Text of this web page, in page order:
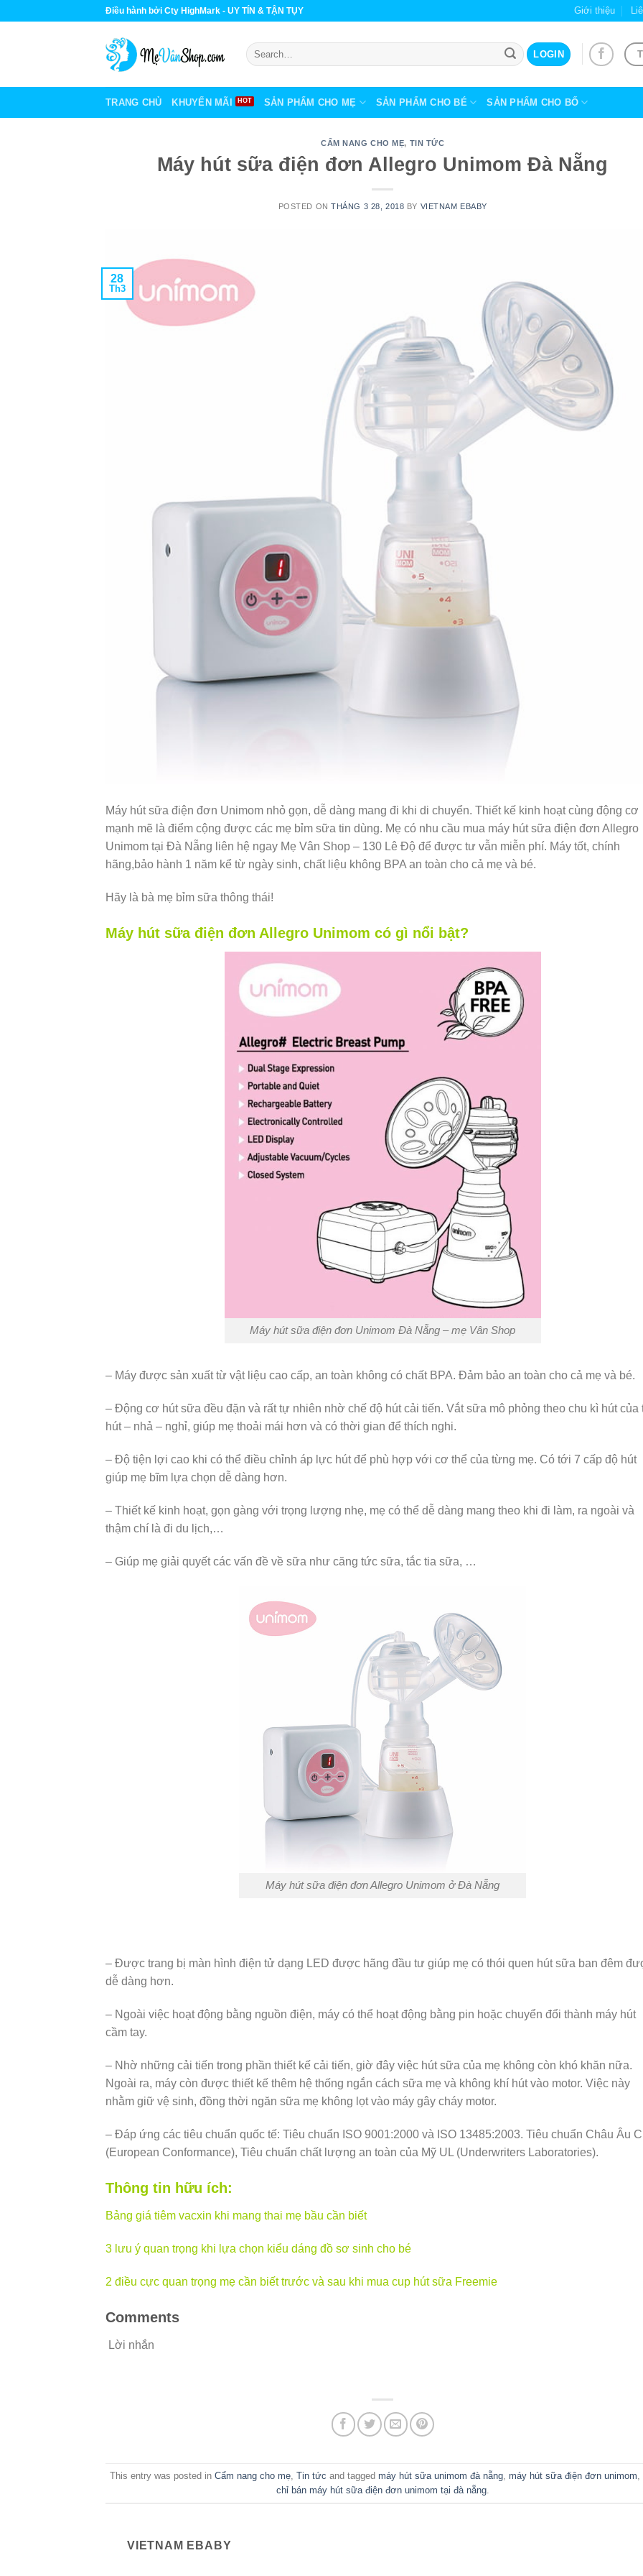
to
Điều hành bởi Cty HighMark - UY TÍN & TẬN TỤY Giới thiệu
Search
for:
LOGIN
TRANG CHỦ KHUYẾN MÃI SẢN PHẨM CHO MẸ SẢN PHẨM CHO BÉ SẢN PHẨM CHO BỐ
CẨM NANG CHO MẸ, TIN TỨC
Máy hút sữa điện đơn Allegro Unimom Đà Nẵng
POSTED ONTHÁNG 3 28, 2018 BY VIETNAM EBABY
28
Th3
Máy hút sữa điện đơn Unimom nhỏ gọn, dễ dàng mang đi khi di chuyển. Thiết kế kinh hoạt cùng động cơ
mạnh mẽ là điểm cộng được các mẹ bỉm sữa tin dùng. Mẹ có nhu cầu mua máy hút sữa điện đơn Allegro
Unimom tại Đà Nẵng liên hệ ngay Mẹ Vân Shop – 130 Lê Độ để được tư vẫn miễn phí. Máy tốt, chính
hãng,bảo hành 1 năm kể từ ngày sinh, chất liệu không BPA an toàn cho cả mẹ và bé.
Hãy là bà mẹ bỉm sữa thông thái!
Máy hút sữa điện đơn Allegro Unimom có gì nổi bật?
Máy hút sữa điện đơn Unimom Đà Nẵng – mẹ Vân Shop
– Máy được sản xuất từ vật liệu cao cấp, an toàn không có chất BPA. Đảm bảo an toàn cho cả mẹ và bé.
– Động cơ hút sữa đều đặn và rất tự nhiên nhờ chế độ hút cải tiến. Vắt sữa mô phỏng theo chu kì hút của
hút – nhả – nghỉ, giúp mẹ thoải mái hơn và có thời gian để thích nghi.
– Độ tiện lợi cao khi có thể điều chỉnh áp lực hút để phù hợp với cơ thể của từng mẹ. Có tới 7 cấp độ hút
giúp mẹ bĩm lựa chọn dễ dàng hơn.
– Thiết kế kinh hoạt, gọn gàng với trọng lượng nhẹ, mẹ có thể dễ dàng mang theo khi đi làm, ra ngoài và
thậm chí là đi du lịch,…
– Giúp mẹ giải quyết các vấn đề về sữa như căng tức sữa, tắc tia sữa, …
Máy hút sữa điện đơn Allegro Unimom ở Đà Nẵng
– Được trang bị màn hình điện tử dạng LED được hãng đầu tư giúp mẹ có thói quen hút sữa ban đêm
dễ dàng hơn.
– Ngoài việc hoạt động bằng nguồn điện, máy có thể hoạt động bằng pin hoặc chuyển đổi thành máy hút
cầm tay.
– Nhờ những cải tiến trong phần thiết kế cải tiến, giờ đây việc hút sữa của mẹ không còn khó khăn nữa.
Ngoài ra, máy còn được thiết kế thêm hệ thống ngắn cách sữa mẹ và không khí hút vào motor. Việc này
nhằm giữ vệ sinh, đồng thời ngăn sữa mẹ không lọt vào máy gây cháy motor.
– Đáp ứng các tiêu chuẩn quốc tế: Tiêu chuẩn ISO 9001:2000 và ISO 13485:2003. Tiêu chuẩn Châu Âu
(European Conformance), Tiêu chuẩn chất lượng an toàn của Mỹ UL (Underwriters Laboratories).
Thông tin hữu ích:
Bảng giá tiêm vacxin khi mang thai mẹ bầu cần biết
3 lưu ý quan trọng khi lựa chọn kiểu dáng đồ sơ sinh cho bé
2 điều cực quan trọng mẹ cần biết trước và sau khi mua cup hút sữa Freemie
Comments
Lời nhắn
This entry was posted inCẩm nang cho mẹ ,Tin tức and taggedmáy hút sữa unimom đà nẵng ,máy hút sữa điện đơn unimom
chỉ bán máy hút sữa điện đơn unimom tại đà nẵng.
VIETNAM EBABY